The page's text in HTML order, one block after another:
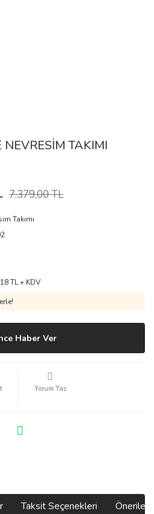
TAKIMI
7.379,00 TL
Takımı
TL + KDV
Haber Ver
Yorum Yaz
Taksit Seçenekleri